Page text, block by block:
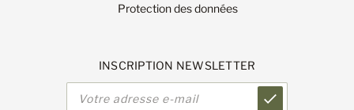
Protection des données
INSCRIPTION NEWSLETTER